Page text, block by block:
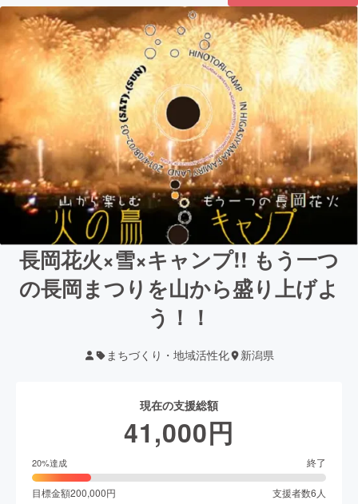
長岡花火×雪×キャンプ!! もう一つ
の長岡まつりを山から盛り上げよ
う！！
まちづくり・地域活性化 新潟県
現在の支援総額
41,000円
20%達成 終了
目標金額200,000円 支援者数6人